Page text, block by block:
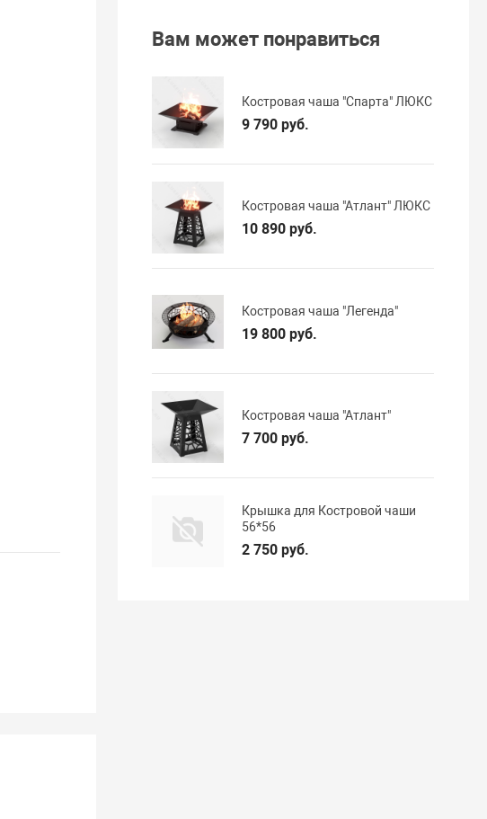
Вам может понравиться
Костровая чаша "Спарта" ЛЮКС
9 790 руб.
Костровая чаша "Атлант" ЛЮКС
10 890 руб.
Костровая чаша "Легенда"
19 800 руб.
Костровая чаша "Атлант"
7 700 руб.
Крышка для Костровой чаши
56*56
2 750 руб.